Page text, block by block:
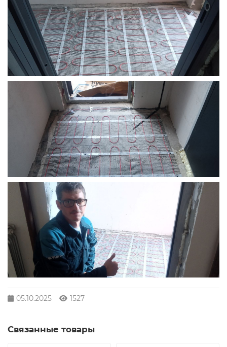
05.10.2025 1527
Связанные товары